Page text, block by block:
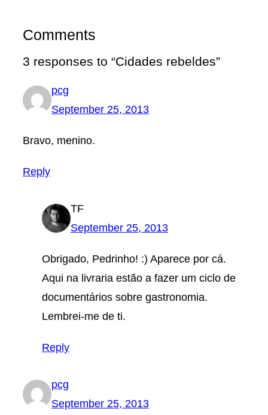
Comments
3 responses to “Cidades rebeldes”
pcg
September 25, 2013
Bravo, menino.
Reply
TF
September 25, 2013
Obrigado, Pedrinho! :) Aparece por cá.
Aqui na livraria estão a fazer um ciclo de
documentários sobre gastronomia.
Lembrei-me de ti.
Reply
pcg
September 25, 2013